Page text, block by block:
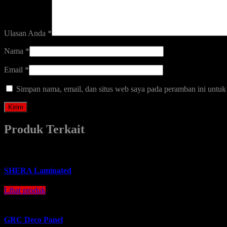
Ulasan Anda *
Nama *
Email *
Simpan nama, email, dan situs web saya pada peramban ini
Produk Terkait
SHERA Laminated
Lihat produk
GRC Deco Panel